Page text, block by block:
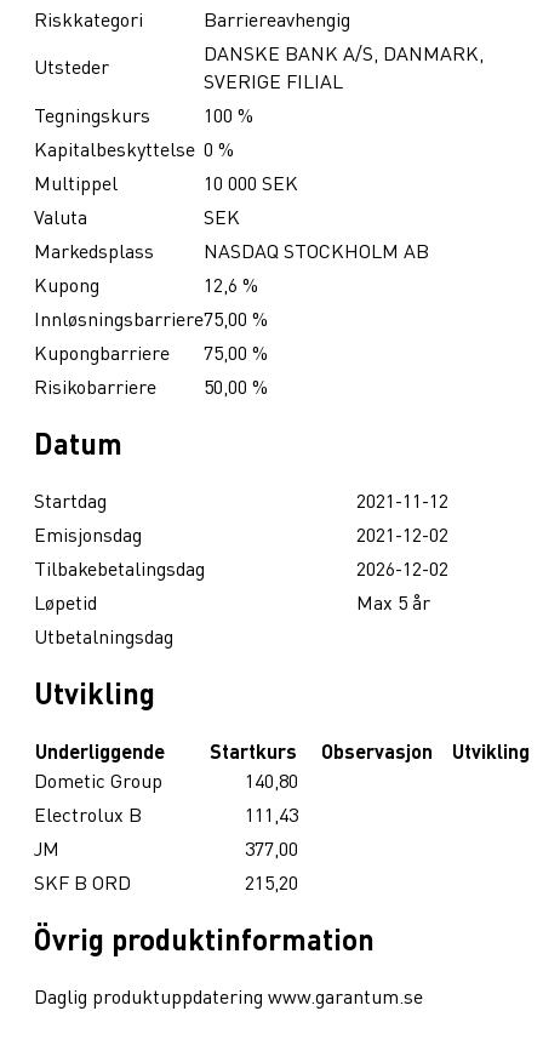
Riskkategori
Barriereavhengig
Utsteder
DANSKE BANK A/S, DANMARK,
SVERIGE FILIAL
Tegningskurs
100 %
Kapitalbeskyttelse 0 %
Multippel
10 000 SEK
Valuta
SEK
Markedsplass
NASDAQ STOCKHOLM AB
Kupong
12,6 %
Innløsningsbarriere75,00 %
Kupongbarriere
75,00 %
Risikobarriere
50,00 %
Datum
Startdag
2021-11-12
Emisjonsdag
2021-12-02
Tilbakebetalingsdag
2026-12-02
Løpetid
Max 5 år
Utbetalningsdag
Utvikling
Underliggende Startkurs Observasjon
Utvikling
Dometic Group
140,80
Electrolux B
111,43
JM
377,00
SKF B ORD
215,20
Övrig produktinformation
Daglig produktuppdatering www.garantum.se